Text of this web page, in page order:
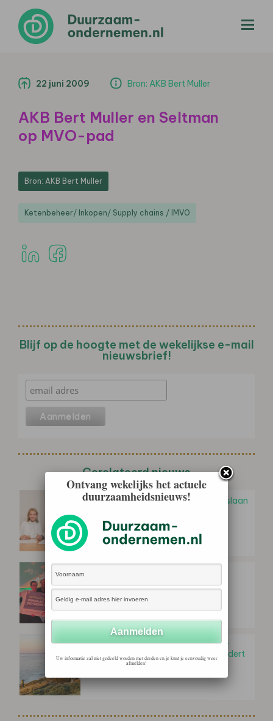
22 juni 2009 Bron: AKB Bert Muller
AKB Bert Muller en Seltman
op MVO-pad
Bron: AKB Bert Muller
Ketenbeheer/ Inkopen/ Supply chains / IMVO
Blijf op de hoogte met de wekelijkse e-mail
nieuwsbrief!
Gerelateerd nieuws
Hoppenbrouwers en Pure Energie slaan
energietransitie
Nieuw onderzoek: toerismesector
gebruikt transitietaal, maar verandert
nauwelijks
Ontvang wekelijks het actuele
duurzaamheidsnieuws!
Uw informatie zal niet gedeeld worden met derden en je kunt je eenvoudig weer
afmelden!